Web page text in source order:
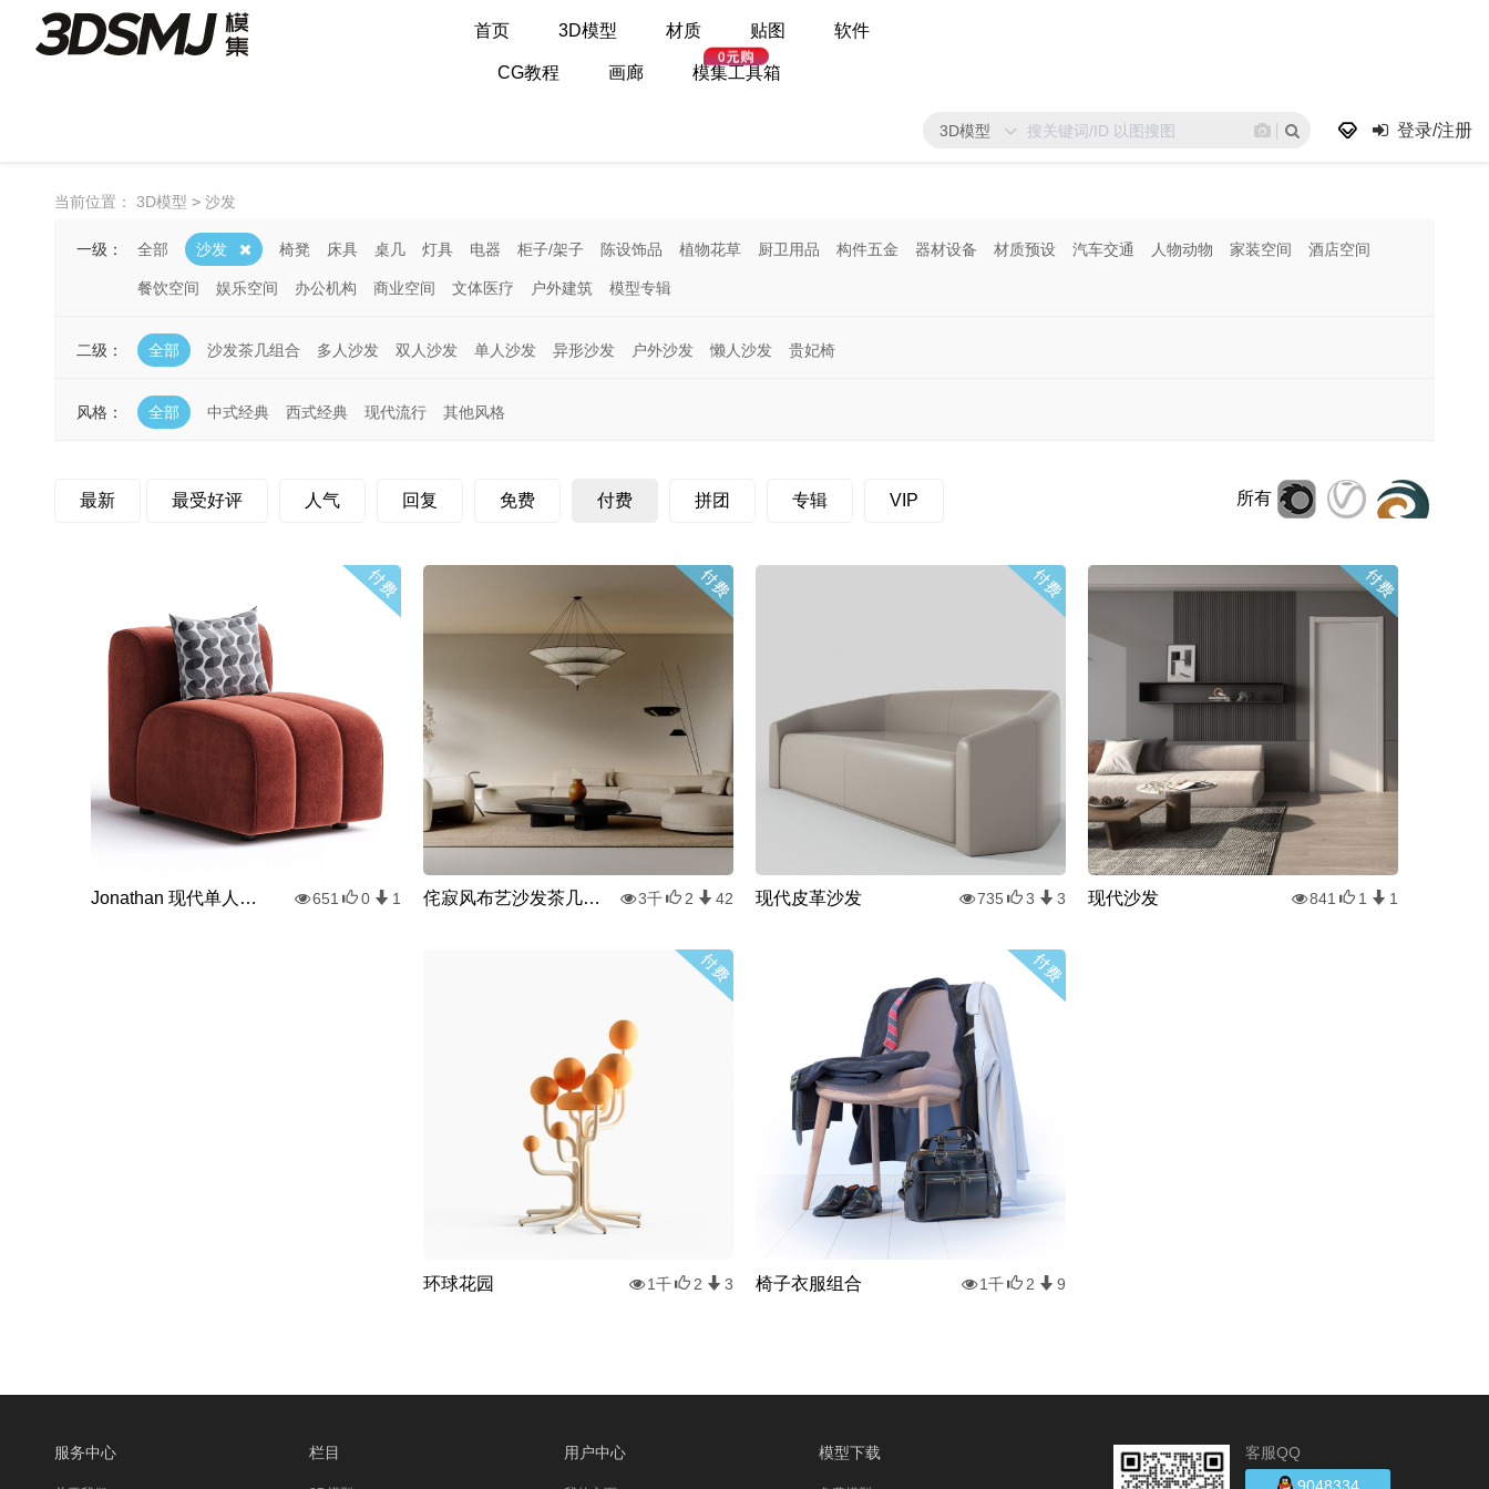
首页 3D模型 材质 贴图 软件
CG教程 画廊 模集工具箱
3D模型 登录/注册
当前位置： 3D模型 > 沙发
一级： 全部 沙发 椅凳 床具 桌几 灯具 电器 柜子/架子 陈设饰品 植物花草 厨卫用品 构件五金 器材设备 材质预设 汽车交通 人物动物 家装空间 酒店空间
餐饮空间 娱乐空间 办公机构 商业空间 文体医疗 户外建筑 模型专辑
二级： 全部 沙发茶几组合 多人沙发 双人沙发 单人沙发 异形沙发 户外沙发 懒人沙发 贵妃椅
风格： 全部 中式经典 西式经典 现代流行 其他风格
最新 最受好评 人气 回复 免费 付费 拼团 专辑 VIP 所有
Jonathan 现代单人沙发 651 0 1 侘寂风布艺沙发茶几组合 3千 2 42 现代皮革沙发 735 3 3 现代沙发 841 1 1
环球花园 1千 2 3 椅子衣服组合 1千 2 9
服务中心 栏目 用户中心 模型下载
客服QQ
9048334